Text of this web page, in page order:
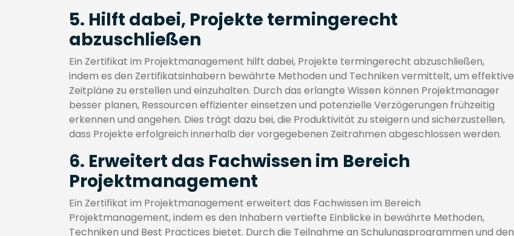
5. Hilft dabei, Projekte termingerecht
abzuschließen
Ein Zertifikat im Projektmanagement hilft dabei, Projekte termingerecht abzuschließen,
indem es den Zertifikatsinhabern bewährte Methoden und Techniken vermittelt, um effektive
Zeitpläne zu erstellen und einzuhalten. Durch das erlangte Wissen können Projektmanager
besser planen, Ressourcen effizienter einsetzen und potenzielle Verzögerungen frühzeitig
erkennen und angehen. Dies trägt dazu bei, die Produktivität zu steigern und sicherzustellen,
dass Projekte erfolgreich innerhalb der vorgegebenen Zeitrahmen abgeschlossen werden.
6. Erweitert das Fachwissen im Bereich
Projektmanagement
Ein Zertifikat im Projektmanagement erweitert das Fachwissen im Bereich
Projektmanagement, indem es den Inhabern vertiefte Einblicke in bewährte Methoden,
Techniken und Best Practices bietet. Durch die Teilnahme an Schulungsprogrammen und den